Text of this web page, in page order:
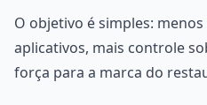
O objetivo é simples:
aplicativos, mais controle
força para a marca do